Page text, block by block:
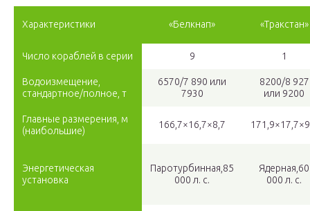
Характеристики «Белкнап» «Тракстан»
Число кораблей в серии 9 1
Водоизмещение,
стандартное/полное, т
6570/7 890 или
7930
8200/8 927
или 9200
Главные размерения, м
(наибольшие)
166,7×16,7×8,7
Энергетическая
установка
Паротурбинная,85
000 л. с.
Ядерная,60
000 л. с.